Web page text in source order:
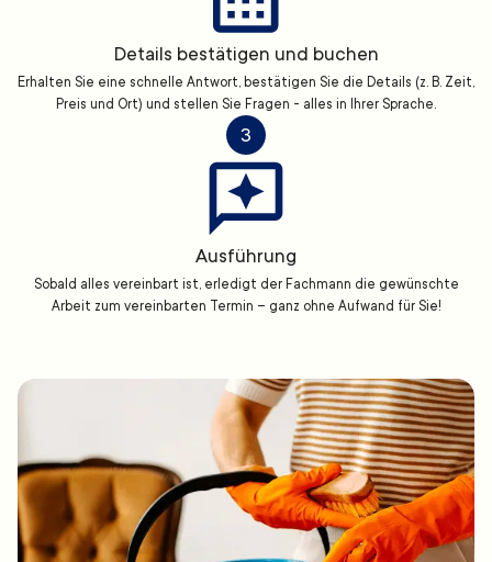
Details bestätigen und buchen
Erhalten Sie eine schnelle Antwort, bestätigen Sie die Details (z. B. Zeit,
Preis und Ort) und stellen Sie Fragen - alles in Ihrer Sprache.
3
Ausführung
Sobald alles vereinbart ist, erledigt der Fachmann die gewünschte
Arbeit zum vereinbarten Termin – ganz ohne Aufwand für Sie!